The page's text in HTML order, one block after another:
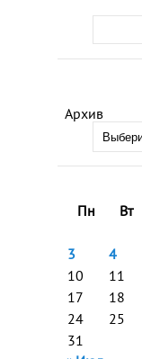
Архив
Пн
Вт
3
4
10
11
17
18
24
25
31